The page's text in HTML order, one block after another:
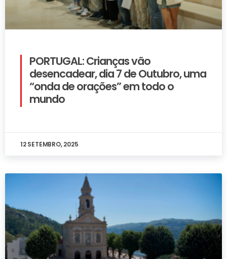
PORTUGAL: Crianças vão
desencadear, dia 7 de Outubro, uma
“onda de orações” em todo o
mundo
12 SETEMBRO, 2025